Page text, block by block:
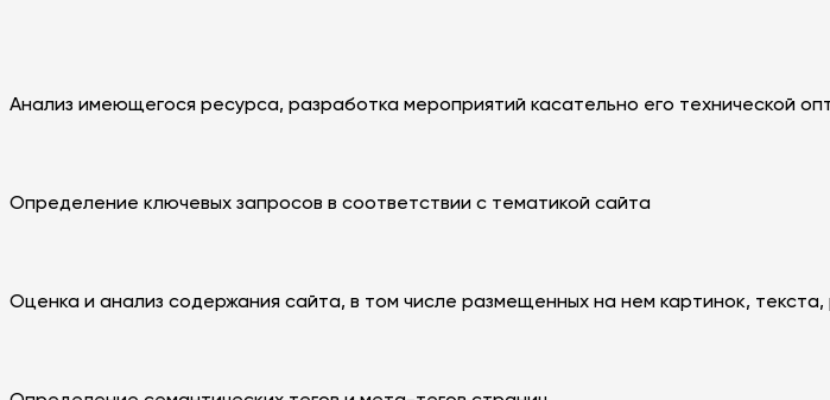
Анализ имеющегося ресурса, разработка мероприятий касательно его технической
Определение ключевых запросов в соответствии с тематикой сайта
Оценка и анализ содержания сайта, в том числе размещенных на нем картинок, текста,